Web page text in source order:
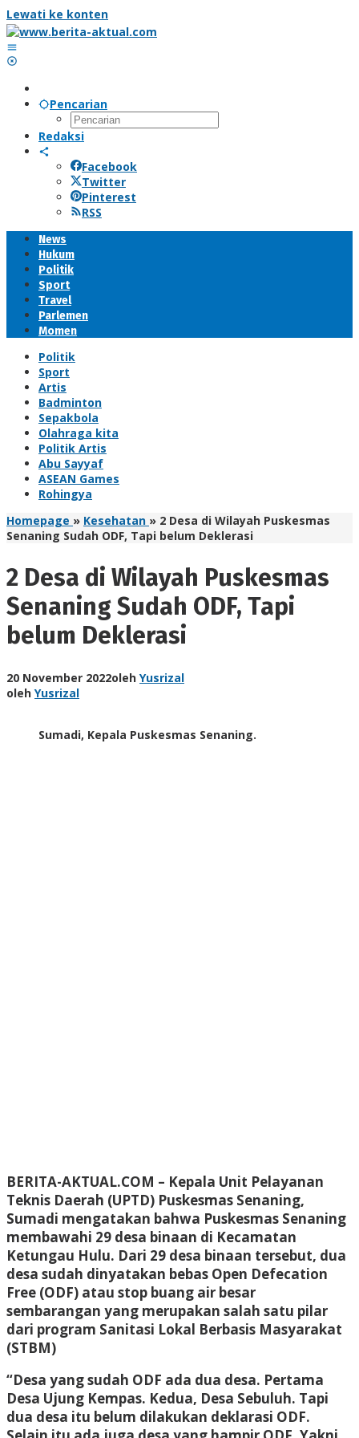
Lewati ke konten
Pencarian
Redaksi
Facebook
Twitter
Pinterest
RSS
News
Hukum
Politik
Sport
Travel
Parlemen
Momen
Politik
Sport
Artis
Badminton
Sepakbola
Olahraga kita
Politik Artis
Abu Sayyaf
ASEAN Games
Rohingya
Homepage » Kesehatan » 2 Desa di Wilayah Puskesmas
Senaning Sudah ODF, Tapi belum Deklerasi
2 Desa di Wilayah Puskesmas
Senaning Sudah ODF, Tapi
belum Deklerasi
20 November 2022oleh Yusrizal
oleh Yusrizal
Sumadi, Kepala Puskesmas Senaning.
BERITA-AKTUAL.COM – Kepala Unit Pelayanan
Teknis Daerah (UPTD) Puskesmas Senaning,
Sumadi mengatakan bahwa Puskesmas Senaning
membawahi 29 desa binaan di Kecamatan
Ketungau Hulu. Dari 29 desa binaan tersebut, dua
desa sudah dinyatakan bebas Open Defecation
Free (ODF) atau stop buang air besar
sembarangan yang merupakan salah satu pilar
dari program Sanitasi Lokal Berbasis Masyarakat
(STBM)
“Desa yang sudah ODF ada dua desa. Pertama
Desa Ujung Kempas. Kedua, Desa Sebuluh. Tapi
dua desa itu belum dilakukan deklarasi ODF.